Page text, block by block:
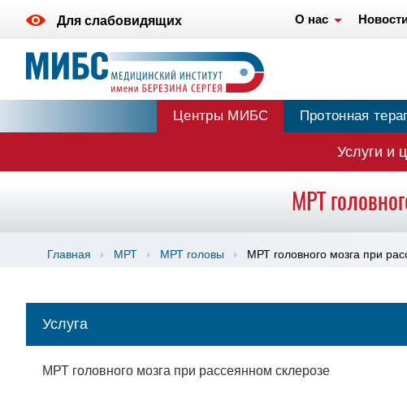
Для слабовидящих О нас
Центры МИБС Протонная
Услуги и
МРТ
Главная МРТ МРТ головы МРТ головного мозга при
Услуга
МРТ головного мозга при рассеянном склерозе